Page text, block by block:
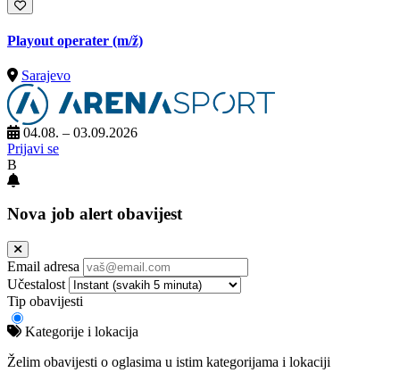
Playout operater (m/ž)
Sarajevo
04.08. – 03.09.2026
Prijavi se
B
Nova job alert obavijest
Email adresa
Učestalost
Tip obavijesti
Kategorije i lokacija
Želim obavijesti o oglasima u istim kategorijama i lokaciji